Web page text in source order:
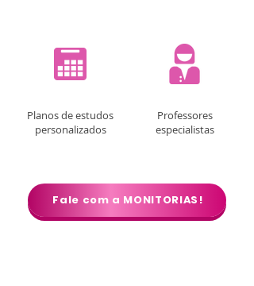
Planos de estudos
personalizados
Professores
especialistas
Fale com a MONITORIAS!